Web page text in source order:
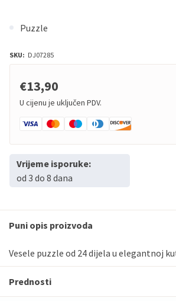
Puzzle
SKU: DJ07285
€13,90
U cijenu je uključen PDV.
Vrijeme isporuke:
od 3 do 8 dana
Puni opis proizvoda
Vesele puzzle od 24 dijela u elegantnoj
Prednosti